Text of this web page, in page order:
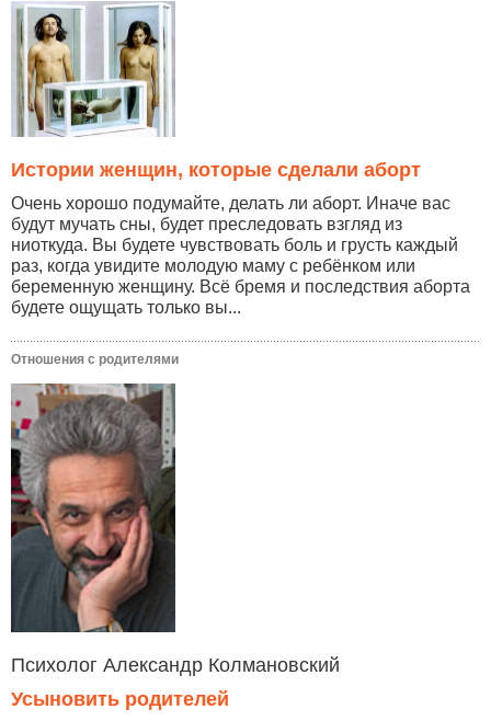
Истории женщин, которые сделали аборт
Очень хорошо подумайте, делать ли аборт. Иначе вас
будут мучать сны, будет преследовать взгляд из
ниоткуда. Вы будете чувствовать боль и грусть каждый
раз, когда увидите молодую маму с ребёнком или
беременную женщину. Всё бремя и последствия аборта
будете ощущать только вы...
Отношения с родителями
Психолог Александр Колмановский
Усыновить родителей